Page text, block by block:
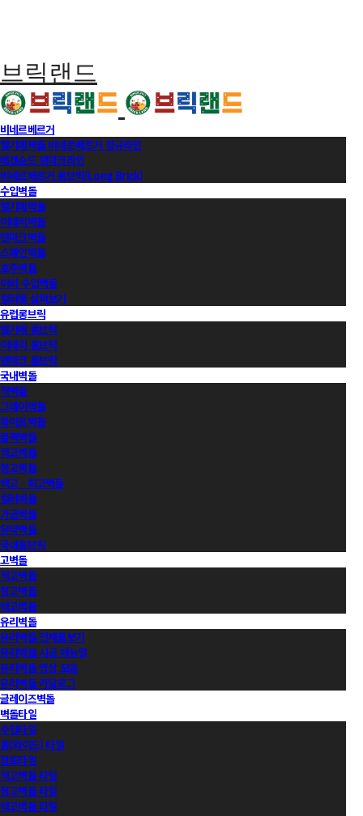
브릭랜드
비네르베르거
벨기에벽돌 비네르베르거 정규라인
에겐순드 덴마크라인
비네르베르거 롱브릭(Long Brick)
수입벽돌
벨기에벽돌
이태리벽돌
덴마크벽돌
스페인벽돌
호주벽돌
이외 수입벽돌
컬러별 살펴보기
유럽롱브릭
벨기에 롱브릭
이태리 롱브릭
덴마크 롱브릭
국내벽돌
적벽돌
그레이벽돌
화이트벽돌
블랙벽돌
적고벽돌
청고벽돌
백고ㆍ회고벽돌
컬러벽돌
가공벽돌
유약벽돌
국내롱브릭
고벽돌
적고벽돌
청고벽돌
백고벽돌
유리벽돌
유리벽돌 전제품보기
유리벽돌 시공 매뉴얼
유리벽돌 영상 모음
유리벽돌 카달로그
글레이즈벽돌
벽돌타일
수입타일
롱(와이드) 타일
점토타일
적고벽돌 타일
청고벽돌 타일
백고벽돌 타일